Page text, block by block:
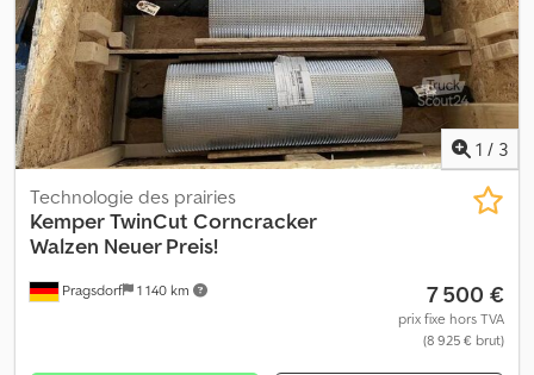
1 / 3
Pragsdorf 1 140 km
Technologie des prairies
KemperTwinCut Corncracker
Walzen Neuer Preis!
7 500 €
prix fixe hors TVA
(8 925 € brut)